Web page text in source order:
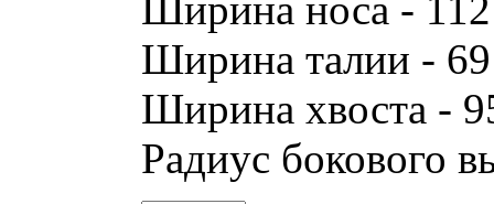
Ширина талии -
Ширина хвоста -
Радиус бокового